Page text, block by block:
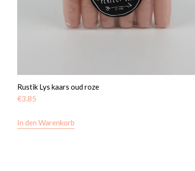
Rustik Lys kaars oud roze
€3,85
In den Warenkorb